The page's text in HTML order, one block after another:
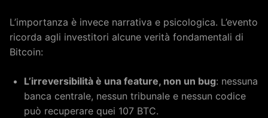
L’importanza è invece narrativa e psicologica. L’evento
ricorda agli investitori alcune verità fondamentali di
Bitcoin:
L’irreversibilità è una feature, non un bug: nessuna
banca centrale, nessun tribunale e nessun codice
può recuperare quei 107 BTC.